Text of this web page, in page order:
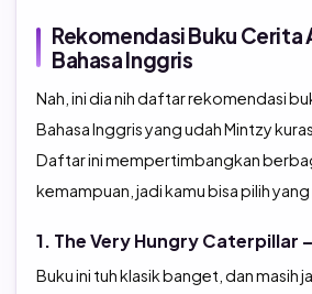
Rekomendasi Buku Cerita
Bahasa Inggris
Nah, ini dia nih daftar rekomendasi
Bahasa Inggris yang udah Mintzy
Daftar ini mempertimbangkan
kemampuan, jadi kamu bisa pilih yang
1. The Very Hungry Caterpillar
Buku ini tuh klasik banget, dan masih